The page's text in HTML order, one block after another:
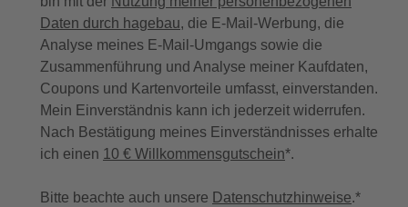
Daten durch hagebau, die E-Mail-Werbung, die
Analyse meines E-Mail-Umgangs sowie die
Zusammenführung und Analyse meiner Kaufdaten,
Coupons und Kartenvorteile umfasst, einverstanden.
Mein Einverständnis kann ich jederzeit widerrufen.
Nach Bestätigung meines Einverständnisses erhalte
ich einen 10 € Willkommensgutschein*.
Bitte beachte auch unsere Datenschutzhinweise.